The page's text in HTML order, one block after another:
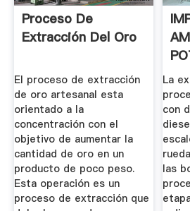
Proceso De
Extracción Del Oro
El proceso de extracción
de oro artesanal esta
orientado a la
concentración con el
objetivo de aumentar la
cantidad de oro en un
producto de poco peso.
Esta operación es un
proceso de extracción que
La
con
las